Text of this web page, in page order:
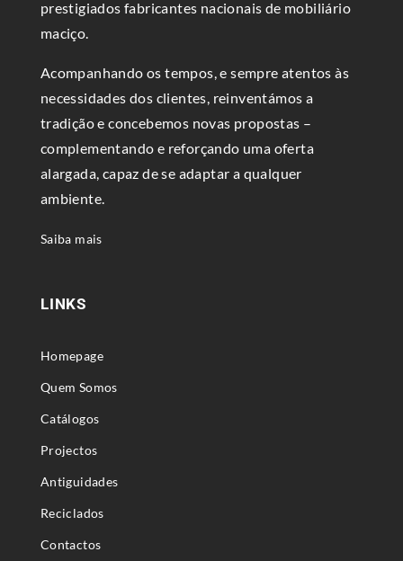
prestigiados fabricantes nacionais de mobiliário
maciço.
Acompanhando os tempos, e sempre atentos às
necessidades dos clientes, reinventámos a
tradição e concebemos novas propostas –
complementando e reforçando uma oferta
alargada, capaz de se adaptar a qualquer
ambiente.
Saiba mais
LINKS
Homepage
Quem Somos
Catálogos
Projectos
Antiguidades
Reciclados
Contactos